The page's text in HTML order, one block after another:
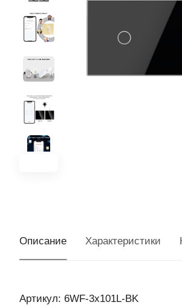
Описание Характеристики
Артикул: 6WF-3x101L-BK